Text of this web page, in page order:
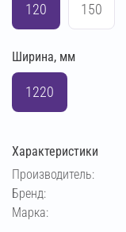
120 150
Ширина, мм
1220
Характеристики
Производитель:
Бренд:
Марка: